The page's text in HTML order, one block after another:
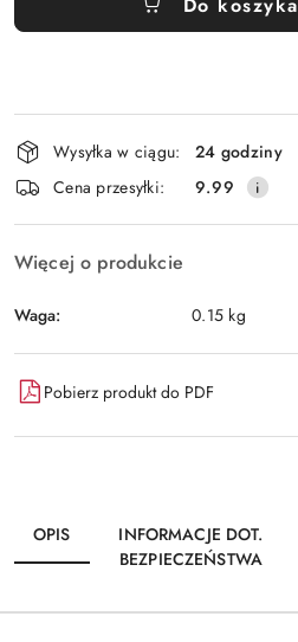
Wyślij
Dostępność
i
dostawa
Wysyłka w ciągu:
24 godziny
Cena przesyłki:
9.99
Więcej o produkcie
Waga: 0.15 kg
Pobierz produkt do PDF
OPIS
INFORMACJE DOT.
BEZPIECZEŃSTWA